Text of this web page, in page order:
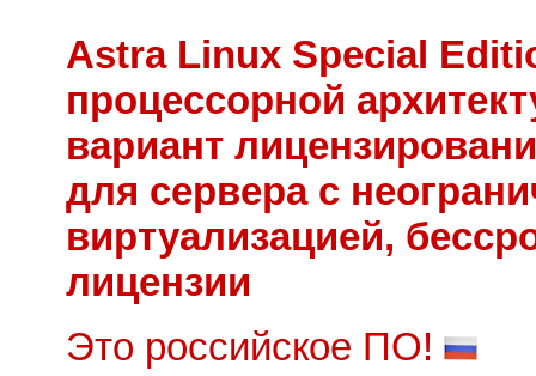
Astra Linux Special
процессорной
вариант
для сервера с
виртуализацией,
лицензии
Это российское ПО!